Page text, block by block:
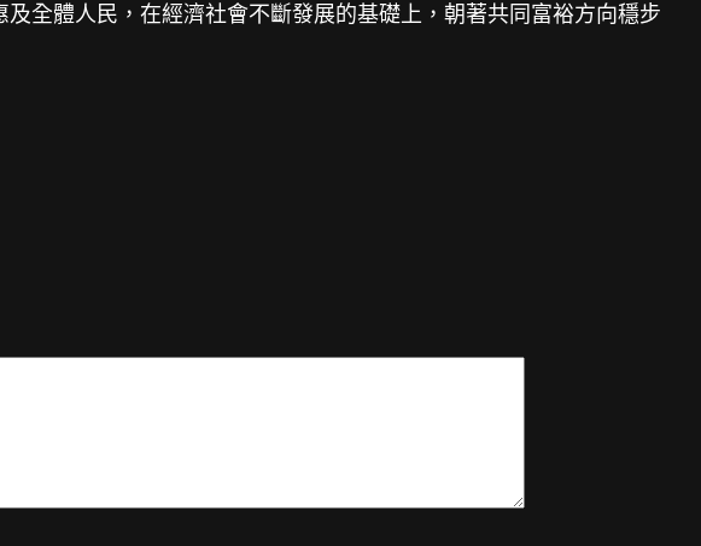
全體人民，在經濟社會不斷發展的基礎上，朝著共同富裕方向穩步